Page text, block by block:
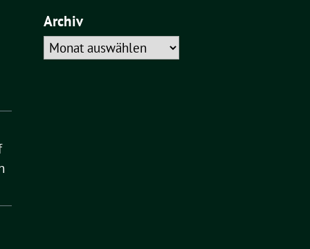
Archiv
Archiv